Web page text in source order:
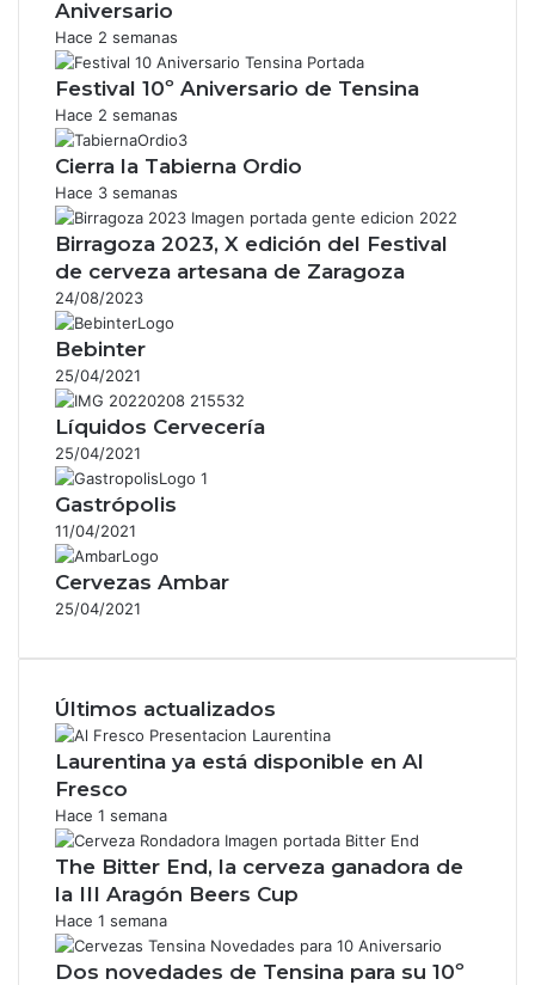
Aniversario
Hace 2 semanas
Festival 10º Aniversario de Tensina
Hace 2 semanas
Cierra la Tabierna Ordio
Hace 3 semanas
Birragoza 2023, X edición del Festival
de cerveza artesana de Zaragoza
24/08/2023
Bebinter
25/04/2021
Líquidos Cervecería
25/04/2021
Gastrópolis
11/04/2021
Cervezas Ambar
25/04/2021
Últimos actualizados
Laurentina ya está disponible en Al
Fresco
Hace 1 semana
The Bitter End, la cerveza ganadora de
la III Aragón Beers Cup
Hace 1 semana
Dos novedades de Tensina para su 10º